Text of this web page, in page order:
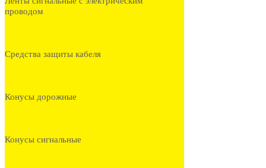
проводом
Средства защиты кабеля
Конусы дорожные
Конусы сигнальные